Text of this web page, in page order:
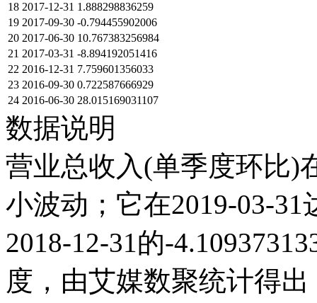
18 2017-12-31 1.888298836259
19 2017-09-30 -0.794455902006
20 2017-06-30 10.767383256984
21 2017-03-31 -8.894192051416
22 2016-12-31 7.759601356033
23 2016-09-30 0.722587666929
24 2016-06-30 28.015169031107
数据说明
营业总收入(单季度环比)
小波动；它在2019-03-31
2018-12-31的-
度，由艾媒数聚统计得